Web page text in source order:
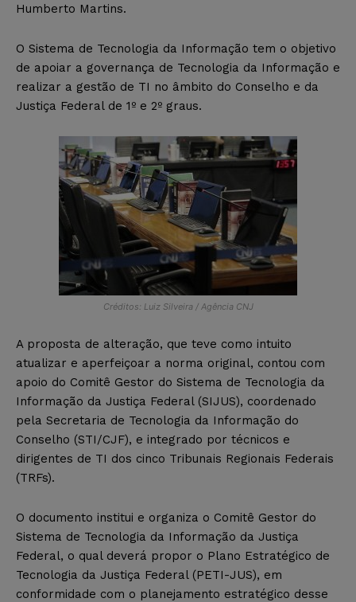
Humberto Martins.
O Sistema de Tecnologia da Informação tem o objetivo
de apoiar a governança de Tecnologia da Informação e
realizar a gestão de TI no âmbito do Conselho e da
Justiça Federal de 1º e 2º graus.
Créditos: Luiz Silveira / Agência CNJ
A proposta de alteração, que teve como intuito
atualizar e aperfeiçoar a norma original, contou com
apoio do Comitê Gestor do Sistema de Tecnologia da
Informação da Justiça Federal (SIJUS), coordenado
pela Secretaria de Tecnologia da Informação do
Conselho (STI/CJF), e integrado por técnicos e
dirigentes de TI dos cinco Tribunais Regionais Federais
(TRFs).
O documento institui e organiza o Comitê Gestor do
Sistema de Tecnologia da Informação da Justiça
Federal, o qual deverá propor o Plano Estratégico de
Tecnologia da Justiça Federal (PETI-JUS), em
conformidade com o planejamento estratégico desse